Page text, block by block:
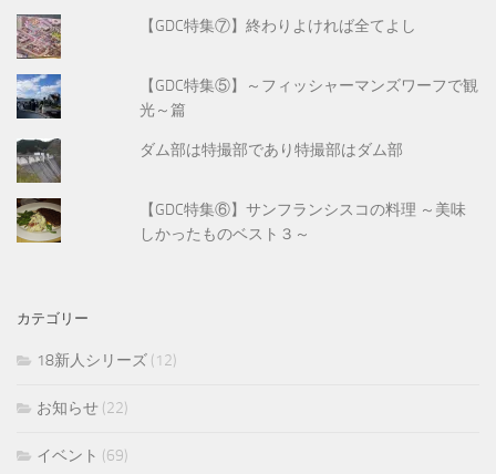
【GDC特集⑦】終わりよければ全てよし
【GDC特集⑤】～フィッシャーマンズワーフで観
光～篇
ダム部は特撮部であり特撮部はダム部
【GDC特集⑥】サンフランシスコの料理 ～美味
しかったものベスト３～
カテゴリー
18新人シリーズ (12)
お知らせ (22)
イベント (69)